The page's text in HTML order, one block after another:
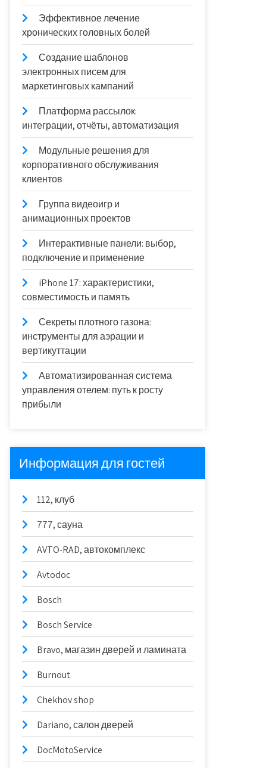
Эффективное лечение
хронических головных болей
Создание шаблонов
электронных писем для
маркетинговых кампаний
Платформа рассылок:
интеграции, отчёты, автоматизация
Модульные решения для
корпоративного обслуживания
клиентов
Группа видеоигр и
анимационных проектов
Интерактивные панели: выбор,
подключение и применение
iPhone 17: характеристики,
совместимость и память
Секреты плотного газона:
инструменты для аэрации и
вертикуттации
Автоматизированная система
управления отелем: путь к росту
прибыли
Информация для гостей
112, клуб
777, сауна
AVTO-RAD, автокомплекс
Avtodoc
Bosch
Bosch Service
Bravo, магазин дверей и ламината
Burnout
Chekhov shop
Dariano, салон дверей
DocMotoService